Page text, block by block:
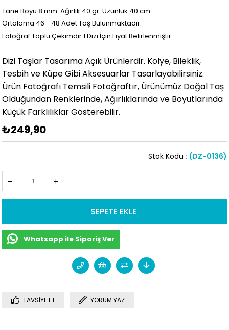
Tane Boyu 8mm. Ağırlık 40 gr. Uzunluk 40 cm.
Ortalama 46 - 48 Adet Taş Bulunmaktadır.
Fotoğraf Toplu Çekimdir 1 Dizi İçin Fiyat Belirlenmiştir.
Dizi Taşlar Tasarıma Açık Ürünlerdir. Kolye, Bileklik,
Tesbih ve Küpe Gibi Aksesuarlar Tasarlayabilirsiniz.
Ürün Fotoğrafı Temsili Fotoğraftır, Ürünümüz Doğal Taş
Olduğundan Renklerinde, Ağırlıklarında ve Boyutlarında
Küçük Farklılıklar Gösterebilir.
₺249,90
(DZ-0136)
Stok Kodu
Whatsapp ile Sipariş Ver
TAVSIYE ET YORUM YAZ